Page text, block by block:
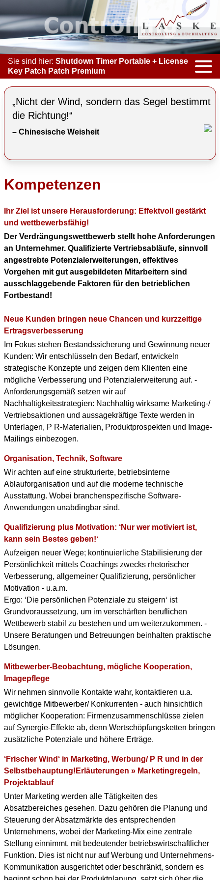
Sie sind hier: Shutdown Timer Portable + License
Key Patch Patch Premium
KOMPETENZEN
ACCOUNTING & BOOKKEEPING
CONTROLLING
COACHING
DOWNLOAD PDF
BERUFLICHER WERDEGANG
„Nicht der Wind, sondern das Segel bestimmt
die Richtung!“
– Chinesische Weisheit
Kompetenzen
Ihr Ziel ist unsere Herausforderung: Effektvoll gestärkt
und wettbewerbsfähig!
Der Verdrängungswettbewerb stellt hohe Anforderungen
an Unternehmer. Qualifizierte Vertriebsabläufe, sinnvoll
angestrebte Potenzialerweiterungen, effektives
Vorgehen mit gut ausgebildeten Mitarbeitern sind
ausschlaggebende Faktoren für den betrieblichen
Fortbestand!
Neue Kunden bringen neue Chancen und kurzzeitige
Ertragsverbesserung
Im Fokus stehen Bestandssicherung und Gewinnung neuer
Kunden: Wir entschlüsseln den Bedarf, entwickeln
strategische Konzepte und zeigen dem Klienten eine
mögliche Verbesserung und Potenzialerweiterung auf. -
Anforderungsgemäß setzen wir auf
Nachhaltigkeitsstrategien: Nachhaltig wirksame Marketing-/
Vertriebsaktionen und aussagekräftige Texte werden in
Unterlagen, P R-Materialien, Produktprospekten und Image-
Mailings einbezogen.
Organisation, Technik, Software
Wir achten auf eine strukturierte, betriebsinterne
Ablauforganisation und auf die moderne technische
Ausstattung. Wobei branchenspezifische Software-
Anwendungen unabdingbar sind.
Qualifizierung plus Motivation: ‘Nur wer motiviert ist,
kann sein Bestes geben!‘
Aufzeigen neuer Wege; kontinuierliche Stabilisierung der
Persönlichkeit mittels Coachings zwecks rhetorischer
Verbesserung, allgemeiner Qualifizierung, persönlicher
Motivation - u.a.m.
Ergo: ‘Die persönlichen Potenziale zu steigern‘ ist
Grundvoraussetzung, um im verschärften beruflichen
Wettbewerb stabil zu bestehen und um weiterzukommen. -
Unsere Beratungen und Betreuungen beinhalten praktische
Lösungen.
Mitbewerber-Beobachtung, mögliche Kooperation,
Imagepflege
Wir nehmen sinnvolle Kontakte wahr, kontaktieren u.a.
gewichtige Mitbewerber/ Konkurrenten - auch hinsichtlich
möglicher Kooperation: Firmenzusammenschlüsse zielen
auf Synergie-Effekte ab, denn Wertschöpfungsketten bringen
zusätzliche Potenziale und höhere Erträge.
‘Frischer Wind‘ in Marketing, Werbung/ P R und in der
Selbstbehauptung!Erläuterungen » Marketingregeln,
Projektablauf
Unter Marketing werden alle Tätigkeiten des
Absatzbereiches gesehen. Dazu gehören die Planung und
Steuerung der Absatzmärkte des entsprechenden
Unternehmens, wobei der Marketing-Mix eine zentrale
Stellung einnimmt, mit bedeutender betriebswirtschaftlicher
Funktion. Dies ist nicht nur auf Werbung und Unternehmens-
Kommunikation ausgerichtet oder beschränkt, sondern es